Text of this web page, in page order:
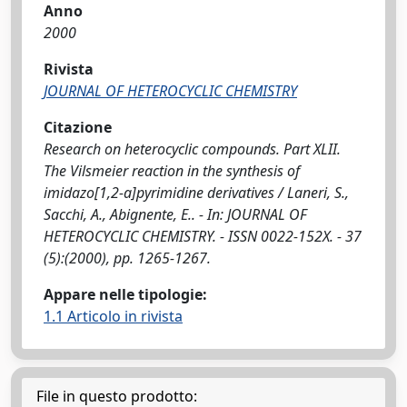
Anno
2000
Rivista
JOURNAL OF HETEROCYCLIC CHEMISTRY
Citazione
Research on heterocyclic compounds. Part XLII.
The Vilsmeier reaction in the synthesis of
imidazo[1,2-a]pyrimidine derivatives / Laneri, S.,
Sacchi, A., Abignente, E.. - In: JOURNAL OF
HETEROCYCLIC CHEMISTRY. - ISSN 0022-152X. - 37
(5):(2000), pp. 1265-1267.
Appare nelle tipologie:
1.1 Articolo in rivista
File in questo prodotto: